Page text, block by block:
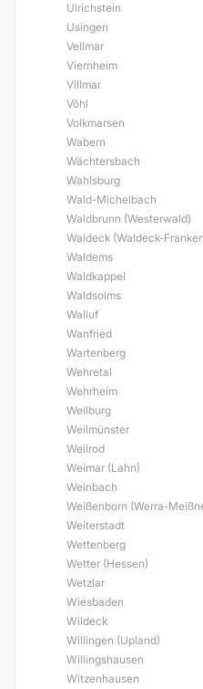
Ulrichstein
Usingen
Vellmar
Viernheim
Villmar
Vöhl
Volkmarsen
Wabern
Wächtersbach
Wahlsburg
Wald-Michelbach
Waldbrunn (Westerwald)
Waldeck (Waldeck-
Waldems
Waldkappel
Waldsolms
Walluf
Wanfried
Wartenberg
Wehretal
Wehrheim
Weilburg
Weilmünster
Weilrod
Weimar (Lahn)
Weinbach
Weißenborn (Werra-
Weiterstadt
Wettenberg
Wetter (Hessen)
Wetzlar
Wiesbaden
Wildeck
Willingen (Upland)
Willingshausen
Witzenhausen